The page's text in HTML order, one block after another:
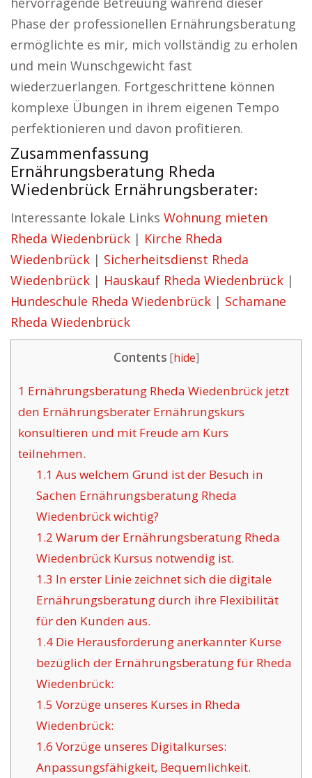
Phase der professionellen Ernährungsberatung
ermöglichte es mir, mich vollständig zu erholen
und mein Wunschgewicht fast
wiederzuerlangen. Fortgeschrittene können
komplexe Übungen in ihrem eigenen Tempo
perfektionieren und davon profitieren.
Zusammenfassung
Ernährungsberatung Rheda
Wiedenbrück Ernährungsberater:
Interessante lokale Links Wohnung mieten
Rheda Wiedenbrück | Kirche Rheda
Wiedenbrück | Sicherheitsdienst Rheda
Wiedenbrück | Hauskauf Rheda Wiedenbrück |
Hundeschule Rheda Wiedenbrück | Schamane
Rheda Wiedenbrück
Contents [hide]
1 Ernährungsberatung Rheda Wiedenbrück jetzt
den Ernährungsberater Ernährungskurs
konsultieren und mit Freude am Kurs
teilnehmen.
1.1 Aus welchem Grund ist der Besuch in
Sachen Ernährungsberatung Rheda
Wiedenbrück wichtig?
1.2 Warum der Ernährungsberatung Rheda
Wiedenbrück Kursus notwendig ist.
1.3 In erster Linie zeichnet sich die digitale
Ernährungsberatung durch ihre Flexibilität
für den Kunden aus.
1.4Die Herausforderung anerkannter Kurse
bezüglich der Ernährungsberatung für Rheda
Wiedenbrück:
1.5 Vorzüge unseres Kurses in Rheda
Wiedenbrück:
1.6 Vorzüge unseres Digitalkurses:
Anpassungsfähigkeit, Bequemlichkeit.